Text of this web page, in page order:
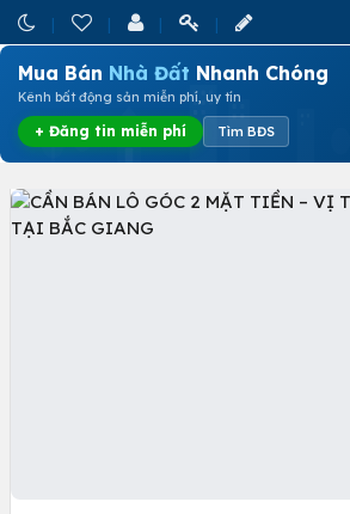
Mua Bán Nhà Đất Nhanh Chóng
Kênh bất động sản miễn phí, uy tín
+ Đăng tin miễn phí Tìm BĐS